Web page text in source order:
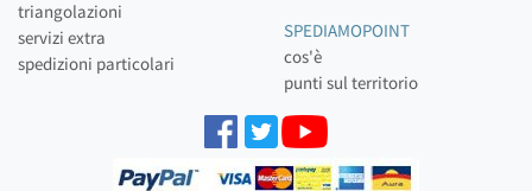
triangolazioni
servizi extra
spedizioni particolari
SPEDIAMOPOINT
cos'è
punti sul territorio